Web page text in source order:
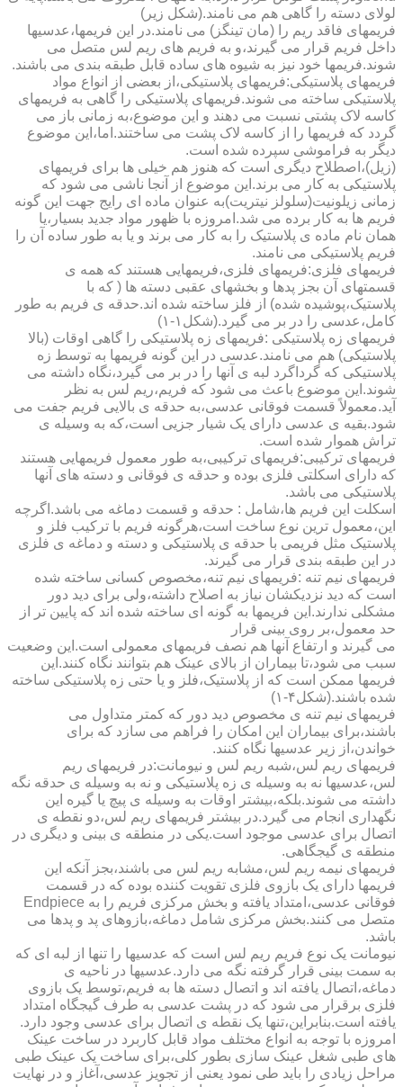
لولای دسته را گاهی هم می نامند.(شکل زیر)
فریمهای فاقد ریم را (مان تینگز) می نامند.در این فریمها،عدسیها
داخل فریم قرار می گیرند،و به فریم های ریم لس متصل می
شوند.فریمها خود نیز به شیوه های ساده قابل طبقه بندی می باشند.
فریمهای پلاستیکی:فریمهای پلاستیکی،از بعضی از انواع مواد
پلاستیکی ساخته می شوند.فریمهای پلاستیکی را گاهی به فریمهای
کاسه لاک پشتی نسبت می دهند و این موضوع،به زمانی باز می
گردد که فریمها را از کاسه لاک پشت می ساختند.اما،این موضوع
دیگر به فراموشی سپرده شده است.
(زیل)،اصطلاح دیگری است که هنوز هم خیلی ها برای فریمهای
پلاستیکی به کار می برند.این موضوع از آنجا ناشی می شود که
زمانی زیلونیت(سلولز نیتریت)به عنوان ماده ای رایج جهت این گونه
فریم ها به کار برده می شد.امروزه با ظهور مواد جدید بسیار،یا
همان نام ماده ی پلاستیک را به کار می برند و یا به طور ساده آن را
فریم پلاستیکی می نامند.
فریمهای فلزی:فریمهای فلزی،فریمهایی هستند که همه ی
قسمتهای آن بجز پدها و بخشهای عقبی دسته ها ( که با
پلاستیک،پوشیده شده) از فلز ساخته شده اند.حدقه ی فریم به طور
کامل،عدسی را در بر می گیرد.(شکل۱-۱)
فریمهای زه پلاستیکی :فریمهای زه پلاستیکی را گاهی اوقات (بالا
پلاستیکی) هم می نامند.عدسی در این گونه فریمها به توسط زه
پلاستیکی که گرداگرد لبه ی آنها را در بر می گیرد،نگاه داشته می
شوند.این موضوع باعث می شود که فریم،ریم لس به نظر
آید.معمولاً قسمت فوقانی عدسی،به حدقه ی بالایی فریم جفت می
شود.بقیه ی عدسی دارای یک شیار جزیی است،که به وسیله ی
تراش هموار شده است.
فریمهای ترکیبی:فریمهای ترکیبی،به طور معمول فریمهایی هستند
که دارای اسکلتی فلزی بوده و حدقه ی فوقانی و دسته های آنها
پلاستیکی می باشد.
اسکلت این فریم ها،شامل : حدقه و قسمت دماغه می باشد.اگرچه
این،معمول ترین نوع ساخت است،هرگونه فریم با ترکیب فلز و
پلاستیک مثل فریمی با حدقه ی پلاستیکی و دسته و دماغه ی فلزی
در این طبقه بندی قرار می گیرند.
فریمهای نیم تنه :فریمهای نیم تنه،مخصوص کسانی ساخته شده
است که دید نزدیکشان نیاز به اصلاح داشته،ولی برای دید دور
مشکلی ندارند.این فریمها به گونه ای ساخته شده اند که پایین تر از
حد معمول،بر روی بینی قرار
می گیرند و ارتفاع آنها هم نصف فریمهای معمولی است.این وضعیت
سبب می شود،تا بیماران از بالای عینک هم بتوانند نگاه کنند.این
فریمها ممکن است که از پلاستیک،فلز و یا حتی زه پلاستیکی ساخته
شده باشند.(شکل۴-۱)
فریمهای نیم تنه ی مخصوص دید دور که کمتر متداول می
باشند،برای بیماران این امکان را فراهم می سازد که برای
خواندن،از زیر عدسیها نگاه کنند.
فریمهای ریم لس،شبه ریم لس و نیومانت:در فریمهای ریم
لس،عدسیها نه به وسیله ی زه پلاستیکی و نه به وسیله ی حدقه نگه
داشته می شوند.بلکه،بیشتر اوقات به وسیله ی پیچ یا گیره این
نگهداری انجام می گیرد.در بیشتر فریمهای ریم لس،دو نقطه ی
اتصال برای عدسی موجود است.یکی در منطقه ی بینی و دیگری در
منطقه ی گیجگاهی.
فریمهای نیمه ریم لس،مشابه ریم لس می باشند،بجز آنکه این
فریمها دارای یک بازوی فلزی تقویت کننده بوده که در قسمت
فوقانی عدسی،امتداد یافته و بخش مرکزی فریم را به Endpiece
متصل می کنند.بخش مرکزی شامل دماغه،بازوهای پد و پدها می
باشد.
نیومانت یک نوع فریم ریم لس است که عدسیها را تنها از لبه ای که
به سمت بینی قرار گرفته نگه می دارد.عدسیها در ناحیه ی
دماغه،اتصال یافته اند و اتصال دسته ها به فریم،توسط یک بازوی
فلزی برقرار می شود که در پشت عدسی به طرف گیجگاه امتداد
یافته است.بنابراین،تنها یک نقطه ی اتصال برای عدسی وجود دارد.
امروزه با توجه به انواع مختلف مواد قابل کاربرد در ساخت عینک
های طبی شغل عینک سازی بطور کلی،برای ساخت یک عینک طبی
مراحل زیادی را باید طی نمود یعنی از تجویز عدسی،آغاز و در نهایت